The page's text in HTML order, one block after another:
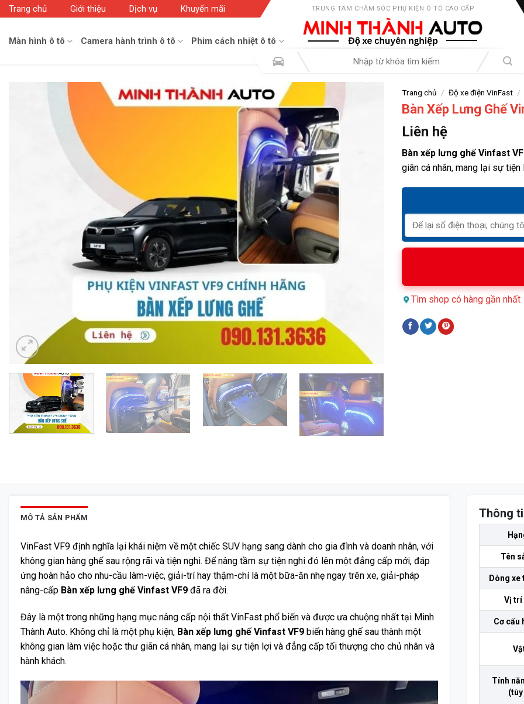
Skip
to
content
Trang chủ Giới thiệu Dịch vụ Khuyến mãi TRUNG TÂM CHĂM SÓC PHỤ KIỆN Ô TÔ CAO CẤP
Màn hình ô tô Camera hành trình ô tô Phim cách nhiệt ô tô
Trang chủ / Độ xe điện VinFast /
Bàn Xếp Lưng Ghế
Liên hệ
Bàn xếp lưng ghế Vinfast
giãn cá nhân, mang lại sự
Tìm shop có hàng gần nhất
MÔ TẢ SẢN PHẨM
VinFast VF9 định nghĩa lại khái niệm về một chiếc SUV hạng sang dành cho gia đình và doanh nhân, với
không gian hàng ghế sau rộng rãi và tiện nghi. Để nâng tầm sự tiện nghi đó lên một đẳng cấp mới, đáp
ứng hoàn hảo cho nhu-cầu làm-việc, giải-trí hay thậm-chí là một bữa-ăn nhẹ ngay trên xe, giải-pháp
nâng-cấp Bàn xếp lưng ghế Vinfast VF9 đã ra đời.
Đây là một trong những hạng mục nâng cấp nội thất VinFast phổ biến và được ưa chuộng nhất tại Minh
Thành Auto. Không chỉ là một phụ kiện, Bàn xếp lưng ghế Vinfast VF9 biến hàng ghế sau thành một
không gian làm việc hoặc thư giãn cá nhân, mang lại sự tiện lợi và đẳng cấp tối thượng cho chủ nhân và
hành khách.
Thông
Tên
Dòng
Vị trí
Cơ cấu
Tính